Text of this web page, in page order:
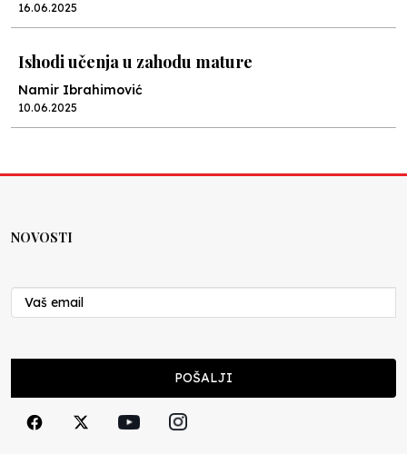
16.06.2025
Ishodi učenja u zahodu mature
Namir Ibrahimović
10.06.2025
Nenad Veličković
29.10.2024
Cuke i djeca
NOVOSTI
POŠALJI